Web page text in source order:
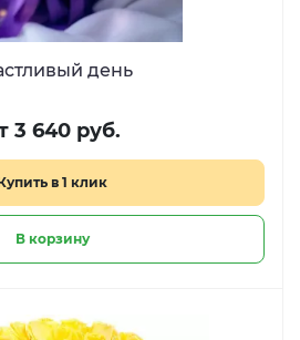
день
3 640 руб.
в 1 клик
В корзину